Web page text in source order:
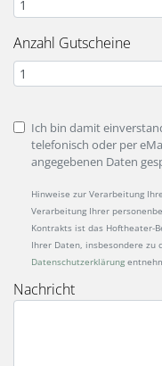
Anzahl Gutscheine
Ich bin damit
telefonisch oder per
angegebenen Daten
Hinweise zur Verarbeitung
Verarbeitung Ihrer
Kontrakts ist das Hoftheater-
Ihrer Daten, insbesondere zu
Datenschutzerklärung
Nachricht